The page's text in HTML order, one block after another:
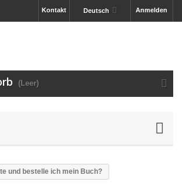
Anmelden
Deutsch
Kontakt
(Leer)
und bestelle ich mein Buch?